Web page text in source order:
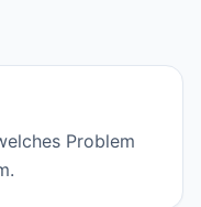
Problem